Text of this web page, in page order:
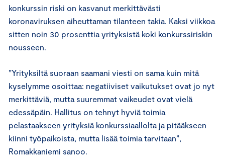
konkurssin riski on kasvanut merkittävästi
koronaviruksen aiheuttaman tilanteen takia. Kaksi viikkoa
sitten noin 30 prosenttia yrityksistä koki konkurssiriskin
nousseen.
”Yrityksiltä suoraan saamani viesti on sama kuin mitä
kyselymme osoittaa: negatiiviset vaikutukset ovat jo nyt
merkittäviä, mutta suuremmat vaikeudet ovat vielä
edessäpäin. Hallitus on tehnyt hyviä toimia
pelastaakseen yrityksiä konkurssiaallolta ja pitääkseen
kiinni työpaikoista, mutta lisää toimia tarvitaan”,
Romakkaniemi sanoo.